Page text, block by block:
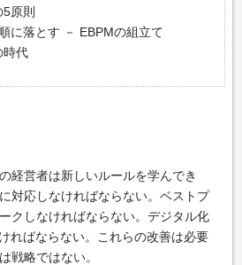
原則
落とす － EBPMの組立て
時代
経営者は新しいルールを学んでき
対応しなければならない。ベストプ
クしなければならない。デジタル化
ればならない。これらの改善は必要
戦略ではない。